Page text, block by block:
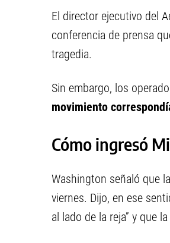
El director ejecutivo del
conferencia de prensa
tragedia.
Sin embargo, los
movimiento
Cómo ingresó
Washington señaló que
viernes. Dijo, en ese
al lado de la reja” y que